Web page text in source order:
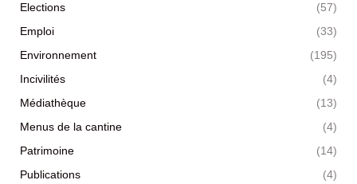
Elections
(57)
Emploi
(33)
Environnement
(195)
Incivilités
(4)
Médiathèque
(13)
Menus de la cantine
(4)
Patrimoine
(14)
Publications
(4)